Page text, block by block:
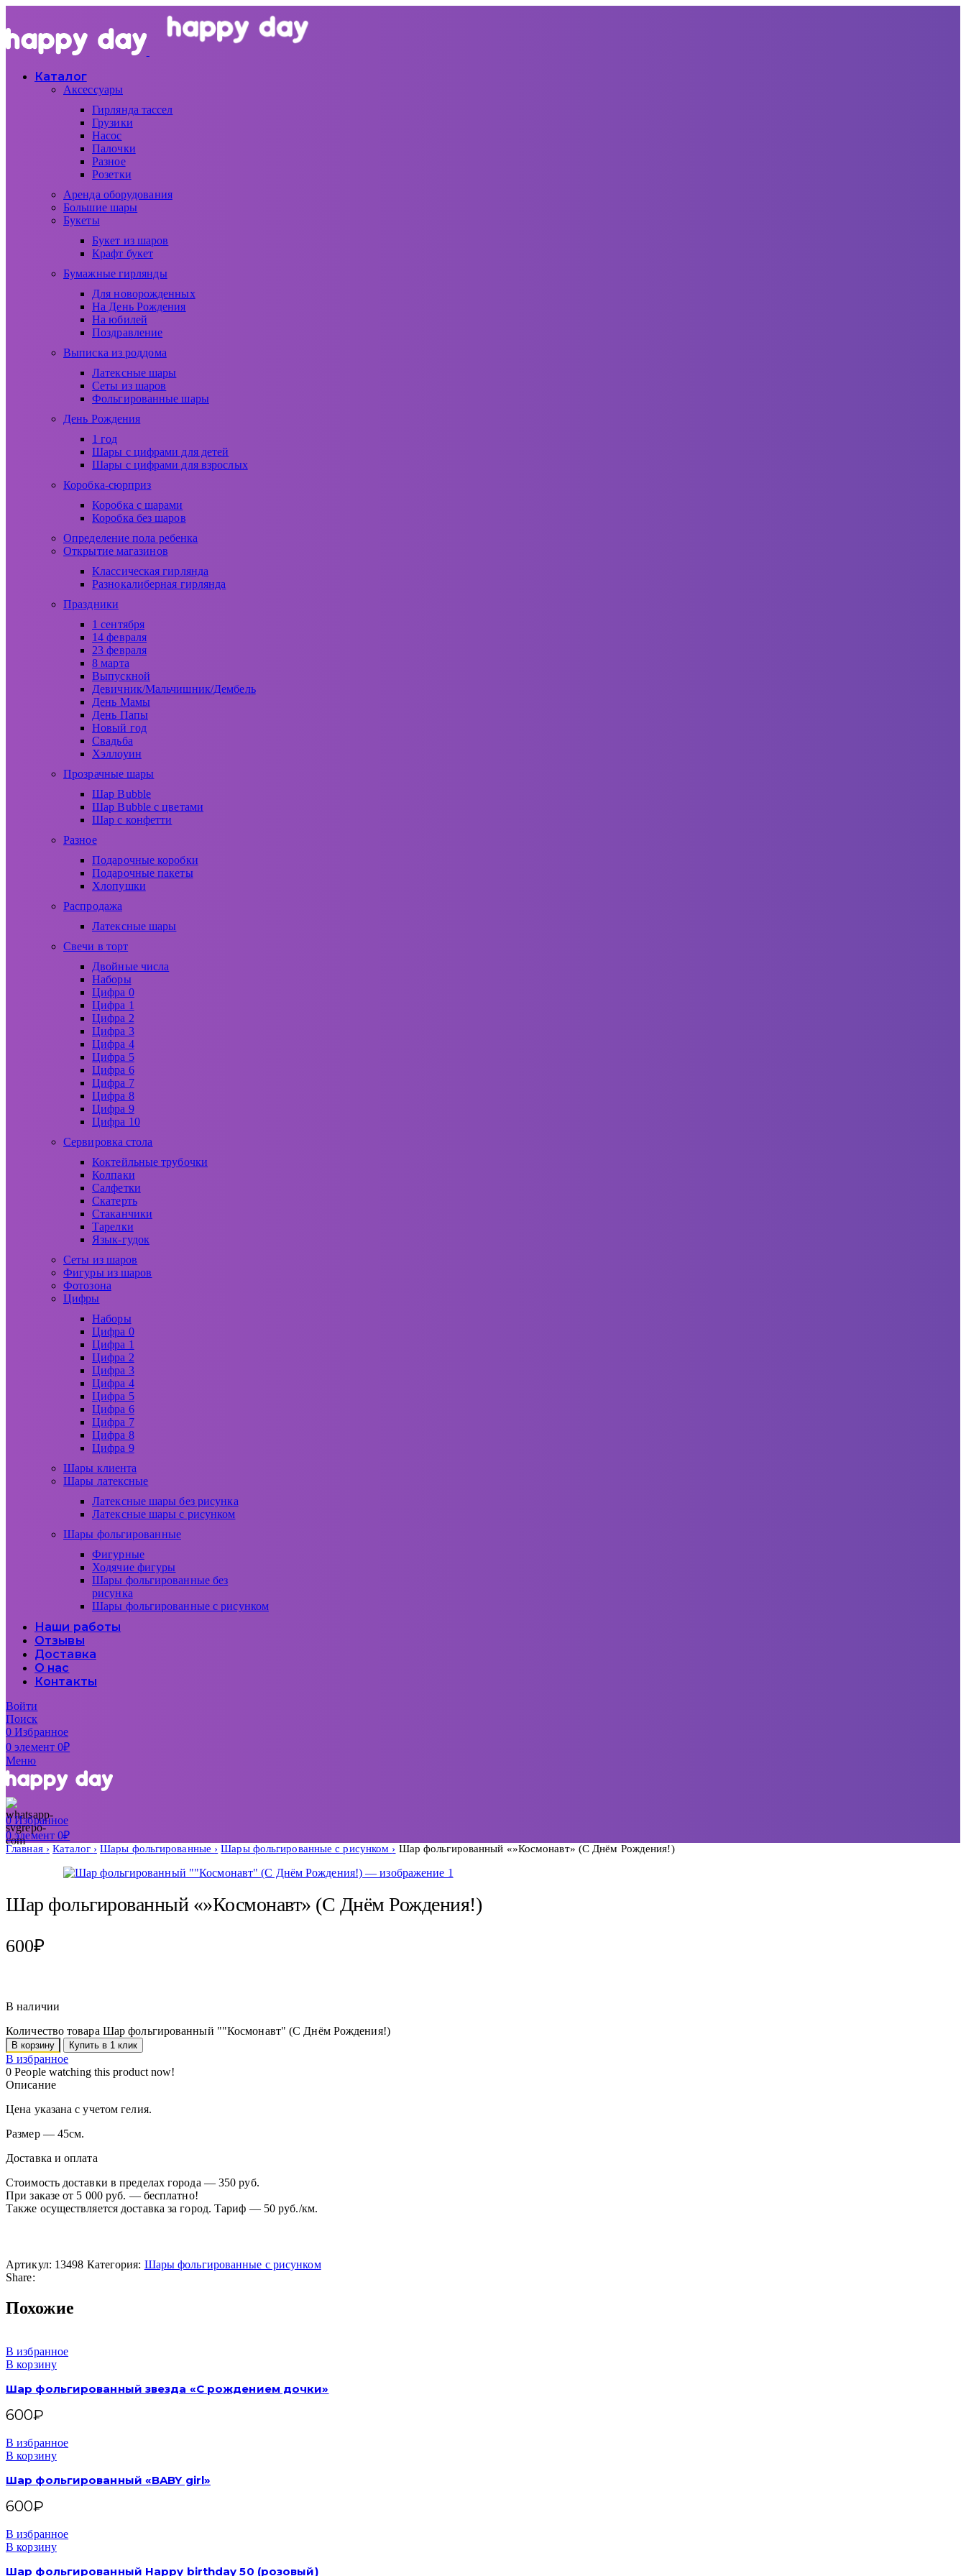
Каталог
Аксессуары
Гирлянда тассел
Грузики
Насос
Палочки
Разное
Розетки
Аренда оборудования
Большие шары
Букеты
Букет из шаров
Крафт букет
Бумажные гирлянды
Для новорожденных
На День Рождения
На юбилей
Поздравление
Выписка из роддома
Латексные шары
Сеты из шаров
Фольгированные шары
День Рождения
1 год
Шары с цифрами для детей
Шары с цифрами для взрослых
Коробка-сюрприз
Коробка с шарами
Коробка без шаров
Определение пола ребенка
Открытие магазинов
Классическая гирлянда
Разнокалиберная гирлянда
Праздники
1 сентября
14 февраля
23 февраля
8 марта
Выпускной
Девичник/Мальчишник/Дембель
День Мамы
День Папы
Новый год
Свадьба
Хэллоуин
Прозрачные шары
Шар Bubble
Шар Bubble с цветами
Шар с конфетти
Разное
Подарочные коробки
Подарочные пакеты
Хлопушки
Распродажа
Латексные шары
Свечи в торт
Двойные числа
Наборы
Цифра 0
Цифра 1
Цифра 2
Цифра 3
Цифра 4
Цифра 5
Цифра 6
Цифра 7
Цифра 8
Цифра 9
Цифра 10
Сервировка стола
Коктейльные трубочки
Колпаки
Салфетки
Скатерть
Стаканчики
Тарелки
Язык-гудок
Сеты из шаров
Фигуры из шаров
Фотозона
Цифры
Наборы
Цифра 0
Цифра 1
Цифра 2
Цифра 3
Цифра 4
Цифра 5
Цифра 6
Цифра 7
Цифра 8
Цифра 9
Шары клиента
Шары латексные
Латексные шары без рисунка
Латексные шары с рисунком
Шары фольгированные
Фигурные
Ходячие фигуры
Шары фольгированные без
рисунка
Шары фольгированные с рисунком
Наши работы
Отзывы
Доставка
О нас
Контакты
Войти
Поиск
0Избранное
0элемент 0₽
Меню
0Избранное
0элемент 0₽
Главная Каталог Шары фольгированные Шары фольгированные с рисунком Шар фольгированный «»Космонавт» (С Днём Рождения!)
Шар фольгированный «»Космонавт» (С Днём Рождения!)
600₽
В наличии
Количество товара Шар фольгированный ""Космонавт" (С Днём Рождения!)
В корзину Купить в 1 клик
В избранное
0 People watching this product now!
Описание
Цена указана с учетом гелия.
Размер — 45см.
Доставка и оплата
Стоимость доставки в пределах города — 350 руб.
При заказе от 5 000 руб. — бесплатно!
Также осуществляется доставка за город. Тариф — 50 руб./км.
Артикул: 13498 Категория: Шары фольгированные с рисунком
Share:
Похожие
В избранное
В корзину
Шар фольгированный звезда «С рождением дочки»
600₽
В избранное
В корзину
Шар фольгированный «BABY girl»
600₽
В избранное
В корзину
Шар фольгированный Happy birthday 50 (розовый)